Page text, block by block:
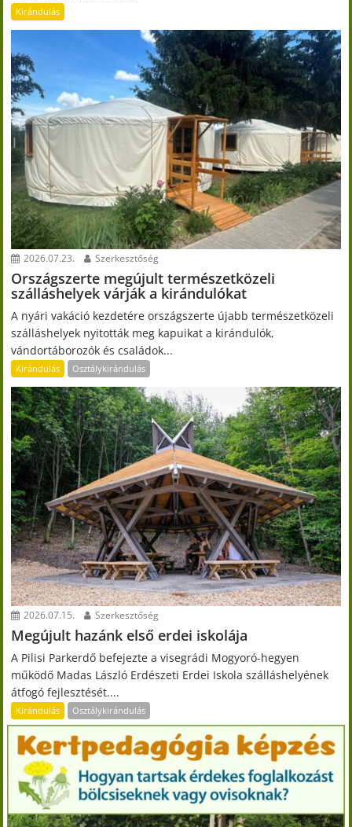
Kirándulás
2026.07.23. Szerkesztőség
Országszerte megújult természetközeli
szálláshelyek várják a kirándulókat
A nyári vakáció kezdetére országszerte újabb természetközeli
szálláshelyek nyitották meg kapuikat a kirándulók,
vándortáborozók és családok...
Kirándulás Osztálykirándulás
2026.07.15. Szerkesztőség
Megújult hazánk első erdei iskolája
A Pilisi Parkerdő befejezte a visegrádi Mogyoró-hegyen
működő Madas László Erdészeti Erdei Iskola szálláshelyének
átfogó fejlesztését....
Kirándulás Osztálykirándulás